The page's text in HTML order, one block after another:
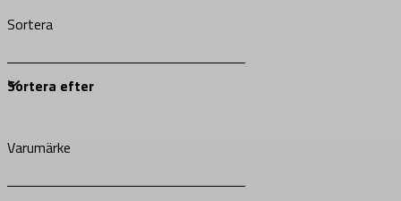
Sortera
Varumärke